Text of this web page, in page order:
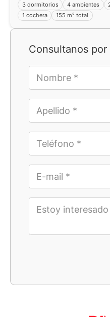
Consultanos
3 dormitorios 4 ambientes
1 cochera
155 m² total